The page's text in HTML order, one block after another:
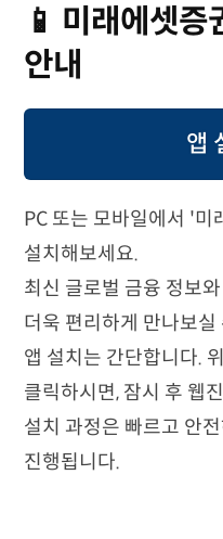
📱 미래에셋증
안내
앱
PC 또는 모바일에서 '미
설치해보세요.
최신 글로벌 금융 정보
더욱 편리하게 만나보실
앱 설치는 간단합니다.
클릭하시면, 잠시 후 웹
설치 과정은 빠르고 안
진행됩니다.